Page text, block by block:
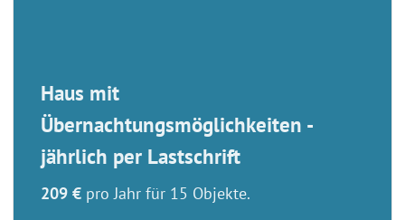
Haus mit
Übernachtungsmöglichkeiten -
jährlich per Lastschrift
209 € pro Jahr für 15 Objekte.